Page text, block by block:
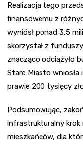
Realizacja tego
finansowemu z
wyniósł ponad 3,5
skorzystał z
znacząco odciążyło
Stare Miasto
prawie 200 tysięcy
Podsumowując,
infrastrukturalny krok
mieszkańców, dla